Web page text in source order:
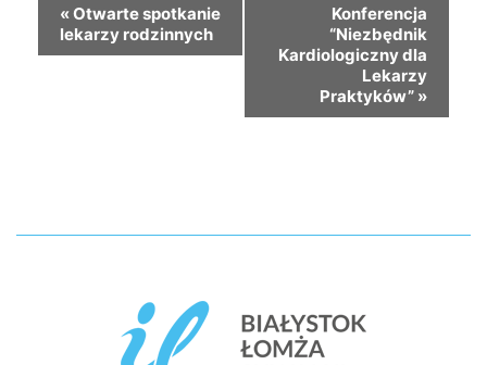
«Otwarte spotkanie
lekarzy rodzinnych
Konferencja
“Niezbędnik
Kardiologiczny dla
Lekarzy
Praktyków” »